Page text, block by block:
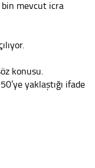
bin mevcut icra
konusu.
yaklaştığı ifade